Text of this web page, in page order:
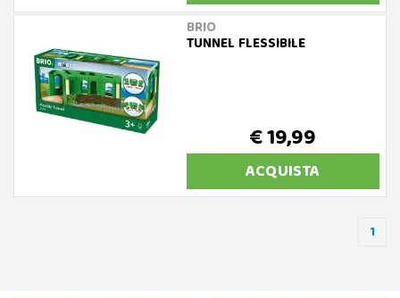
BRIO
TUNNEL FLESSIBILE
€ 19,99
ACQUISTA
1